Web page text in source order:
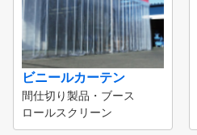
ビニールカーテン
間仕切り製品・ブース
ロールスクリーン